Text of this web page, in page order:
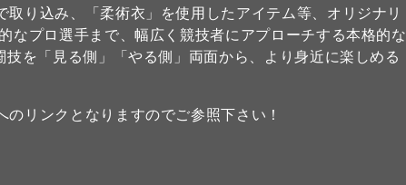
り込み、「柔術衣」を使用したアイテム等、オリジナリ
なプロ選手まで、幅広く競技者にアプローチする本格的な
を「見る側」「やる側」両面から、より身近に楽しめる
リンクとなりますのでご参照下さい！